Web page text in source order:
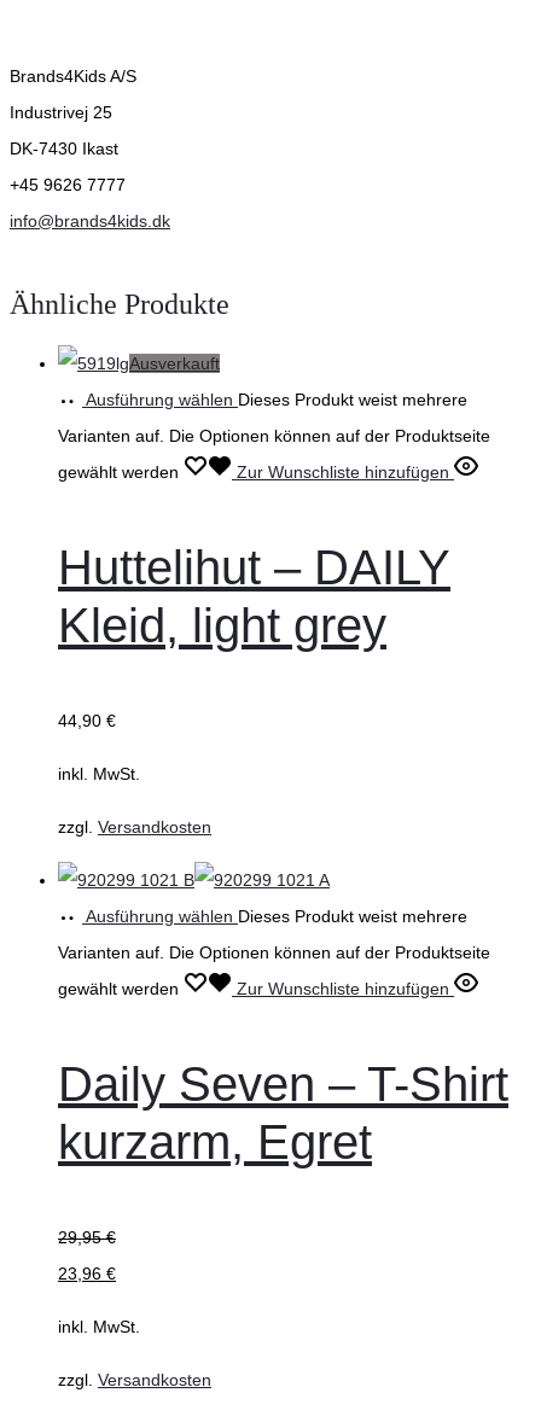
Brands4Kids A/S
Industrivej 25
DK-7430 Ikast
+45 9626 7777
info@brands4kids.dk
Ähnliche Produkte
Ausverkauft
Ausführung wählen Dieses Produkt weist mehrere
Varianten auf. Die Optionen können auf der Produktseite
gewählt werden
Zur Wunschliste hinzufügen
Huttelihut – DAILY
Kleid, light grey
44,90 €
inkl. MwSt.
zzgl. Versandkosten
Ausführung wählen Dieses Produkt weist mehrere
Varianten auf. Die Optionen können auf der Produktseite
gewählt werden
Zur Wunschliste hinzufügen
Daily Seven – T-Shirt
kurzarm, Egret
29,95€
23,96 €
inkl. MwSt.
zzgl. Versandkosten